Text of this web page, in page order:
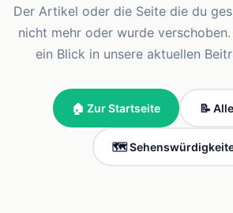
Der Artikel oder die Seite die du
nicht mehr oder wurde
ein Blick in unsere aktuellen
🏠 Zur Startseite 📝
🗺️